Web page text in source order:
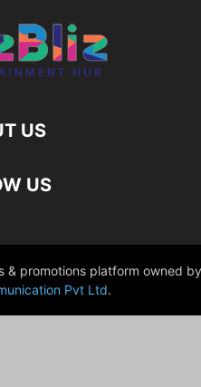
US
US
& promotions platform owned by
Pvt Ltd.